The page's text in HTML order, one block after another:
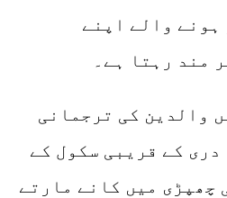
ہونے والے اپنے
مند رہتا ہے۔
والدین کی ترجمانی
کے قریبی سکول کے
چھپڑی میں کانے مارتے